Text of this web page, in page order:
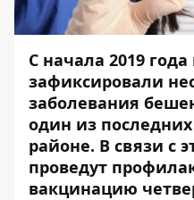
С начала 2019
зафиксировали
заболевания
один из
районе. В связи с
проведут
вакцинацию